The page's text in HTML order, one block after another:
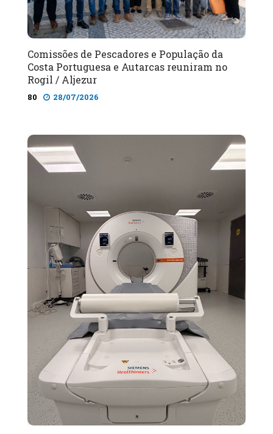
Comissões de Pescadores e População da
Costa Portuguesa e Autarcas reuniram no
Rogil / Aljezur
80 28/07/2026